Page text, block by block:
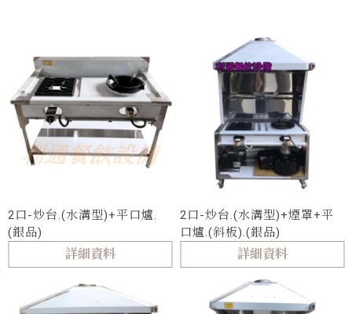
2口-炒台.(水溝型)+平口爐.
(銀品)
詳細資料
2口-炒台.(水溝型)+煙罩+平
口爐.(斜板).(銀品)
詳細資料